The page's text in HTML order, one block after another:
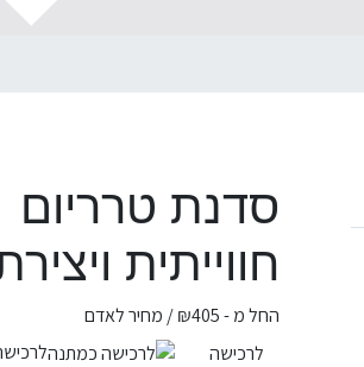
סדנת טרריום
חווייתית
החל מ - ₪405
/ מחיר לאדם
לרכישה